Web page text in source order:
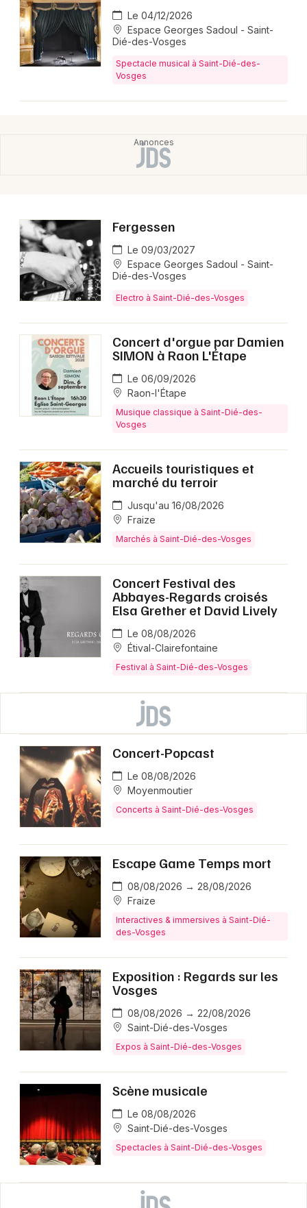
Le 04/12/2026
Espace Georges Sadoul - Saint-
Dié-des-Vosges
Spectacle musical à Saint-Dié-des-
Vosges
Fergessen
Le 09/03/2027
Espace Georges Sadoul - Saint-
Dié-des-Vosges
Electro à Saint-Dié-des-Vosges
Concert d'orgue par Damien
SIMON à Raon L'Étape
Le 06/09/2026
Raon-l'Étape
Musique classique à Saint-Dié-des-
Vosges
Accueils touristiques et
marché du terroir
Jusqu'au 16/08/2026
Fraize
Marchés à Saint-Dié-des-Vosges
Concert Festival des
Abbayes-Regards croisés
Elsa Grether et David Lively
Le 08/08/2026
Étival-Clairefontaine
Festival à Saint-Dié-des-Vosges
Concert-Popcast
Le 08/08/2026
Moyenmoutier
Concerts à Saint-Dié-des-Vosges
Escape Game Temps mort
08/08/2026 → 28/08/2026
Fraize
Interactives & immersives à Saint-Dié-
des-Vosges
Exposition : Regards sur les
Vosges
08/08/2026 → 22/08/2026
Saint-Dié-des-Vosges
Expos à Saint-Dié-des-Vosges
Scène musicale
Le 08/08/2026
Saint-Dié-des-Vosges
Spectacles à Saint-Dié-des-Vosges